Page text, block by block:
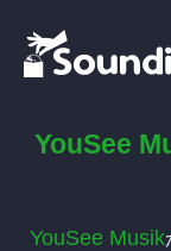
YouSee
YouSee Musik